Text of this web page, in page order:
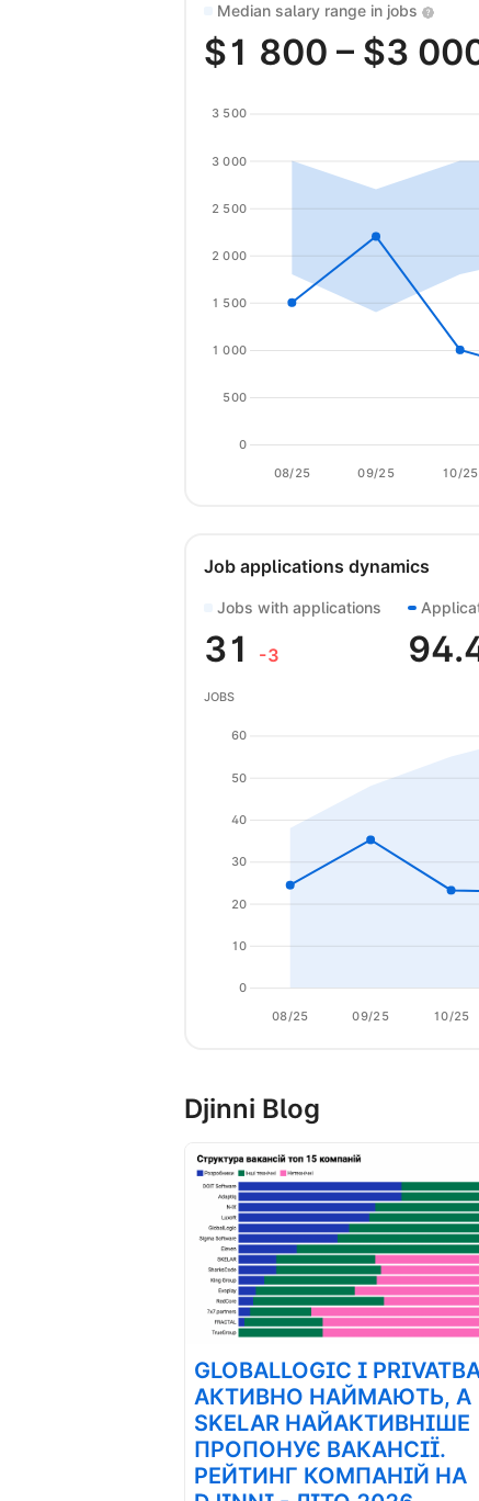
Median salary range in jobs
$1 800 – $3
08/25 09/25 10/25
0
500
1 000
1 500
2 000
2 500
3 000
3 500
Job applications dynamics
Jobs with applications
31 -3
08/25 09/25 10/25
0
10
20
30
40
50
60
JOBS
Djinni Blog
GLOBALLOGIC І
АКТИВНО НАЙМАЮТЬ, А
SKELAR НАЙАКТИВНІШЕ
ПРОПОНУЄ ВАКАНСІЇ.
РЕЙТИНГ КОМПАНІЙ НА